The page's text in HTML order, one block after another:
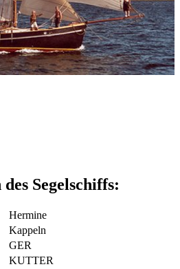
Segelschiffs:
Hermine
Kappeln
GER
KUTTER